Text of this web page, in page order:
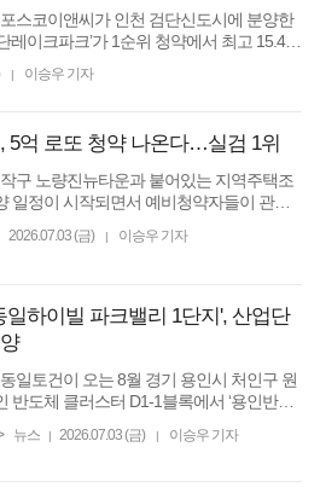
스코이앤씨가 인천 검단신도시에 분양한
레이크파크’가 1순위 청약에서 최고 15.4대
부터 18일까지 5일간 정당계약을 진행한
| 이승우 기자
5억 로또 청약 나온다…실검 1위
구 노량진뉴타운과 붙어있는 지역주택조
일정이 시작되면서 예비청약자들이 관심
작구 상도동 ...
2026.07.03 (금) | 이승우 기자
하이빌 파크밸리 1단지', 산업단
일토건이 오는 8월 경기 용인시 처인구 원
반도체 클러스터 D1-1블록에서 ‘용인반도
가구 중 1단지 589가구를 분양한다. 이
뉴스 | 2026.07.03 (금) | 이승우 기자